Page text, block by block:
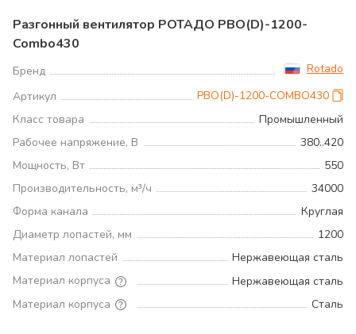
Разгонный вентилятор РОТАДО РВО(D)-1200-
Combo430
Бренд
Rotado
Артикул
РВО(D)-1200-COMBO430
Класс товара
Промышленный
Рабочее напряжение, В
380..420
Мощность, Вт
550
Производительность, м³/ч
34000
Форма канала
Круглая
Диаметр лопастей, мм
1200
Материал лопастей
Нержавеющая сталь
Материал корпуса
Нержавеющая сталь
Материал корпуса
Сталь